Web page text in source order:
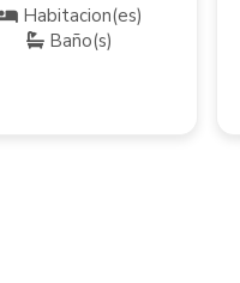
Habitacion(es)
Baño(s)